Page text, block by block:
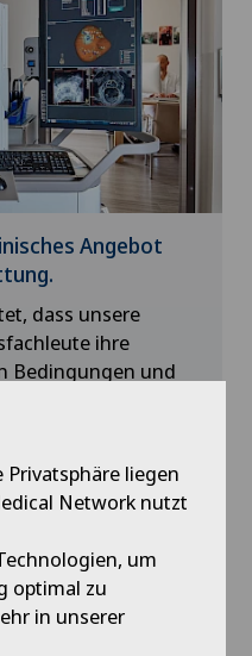
Angebot
dass unsere
ihre
Bedingungen und
deshalb
in Bezug
zu stellen -
Flexibilität
liegen
Network nutzt
um
optimal zu
in unserer